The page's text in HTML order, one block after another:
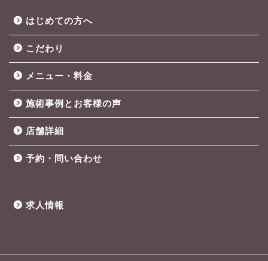
はじめての方へ
こだわり
メニュー・料金
施術事例とお客様の声
店舗詳細
予約・問い合わせ
求人情報